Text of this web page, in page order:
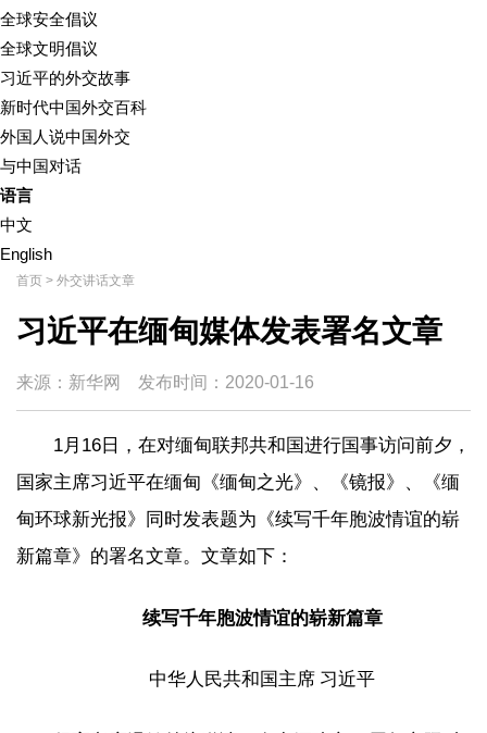
全球安全倡议
全球文明倡议
习近平的外交故事
新时代中国外交百科
外国人说中国外交
与中国对话
语言
中文
English
首页 > 外交讲话文章
习近平在缅甸媒体发表署名文章
来源：新华网 发布时间： 2020-01-16
1月16日，在对缅甸联邦共和国进行国事访问前夕，
国家主席习近平在缅甸《缅甸之光》、《镜报》、《缅
甸环球新光报》同时发表题为《续写千年胞波情谊的崭
新篇章》的署名文章。文章如下：
续写千年胞波情谊的崭新篇章
中华人民共和国主席 习近平